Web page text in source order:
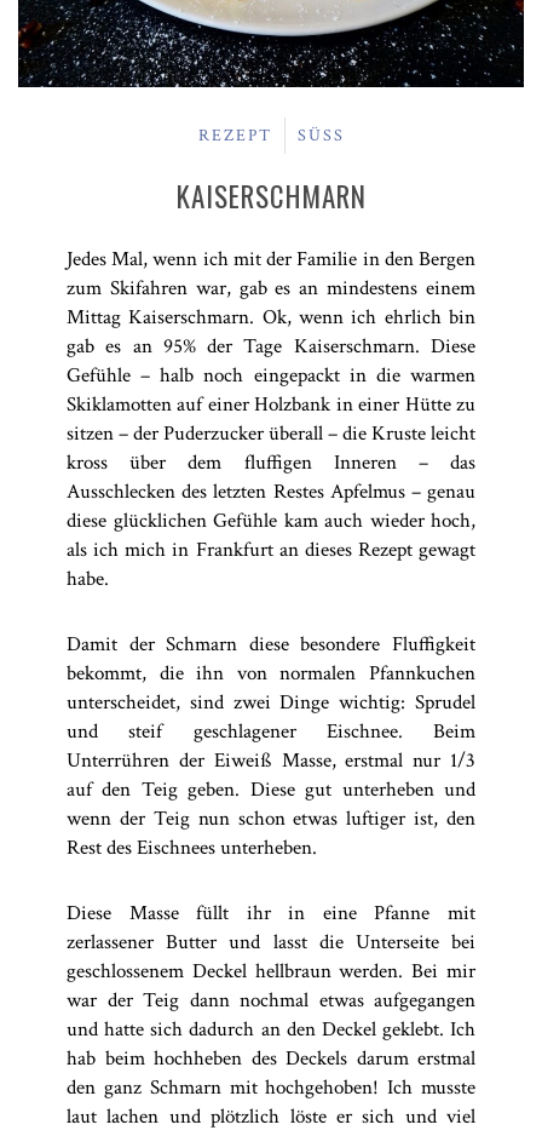
REZEPT SÜSS
KAISERSCHMARN
Jedes Mal, wenn ich mit der Familie in den Bergen
zum Skifahren war, gab es an mindestens einem
Mittag Kaiserschmarn. Ok, wenn ich ehrlich bin
gab es an 95% der Tage Kaiserschmarn. Diese
Gefühle – halb noch eingepackt in die warmen
Skiklamotten auf einer Holzbank in einer Hütte zu
sitzen – der Puderzucker überall – die Kruste leicht
kross über dem fluffigen Inneren – das
Ausschlecken des letzten Restes Apfelmus – genau
diese glücklichen Gefühle kam auch wieder hoch,
als ich mich in Frankfurt an dieses Rezept gewagt
habe.
Damit der Schmarn diese besondere Fluffigkeit
bekommt, die ihn von normalen Pfannkuchen
unterscheidet, sind zwei Dinge wichtig: Sprudel
und steif geschlagener Eischnee. Beim
Unterrühren der Eiweiß Masse, erstmal nur 1/3
auf den Teig geben. Diese gut unterheben und
wenn der Teig nun schon etwas luftiger ist, den
Rest des Eischnees unterheben.
Diese Masse füllt ihr in eine Pfanne mit
zerlassener Butter und lasst die Unterseite bei
geschlossenem Deckel hellbraun werden. Bei mir
war der Teig dann nochmal etwas aufgegangen
und hatte sich dadurch an den Deckel geklebt. Ich
hab beim hochheben des Deckels darum erstmal
den ganz Schmarn mit hochgehoben! Ich musste
laut lachen und plötzlich löste er sich und viel